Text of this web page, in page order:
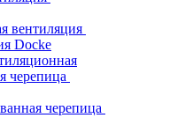
вентиляция
Docke
черепица
черепица